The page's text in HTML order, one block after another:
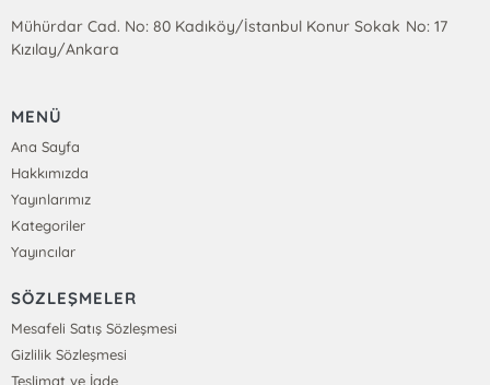
Mühürdar Cad. No: 80 Kadıköy/İstanbul Konur Sokak No: 17
Kızılay/Ankara
MENÜ
Ana Sayfa
Hakkımızda
Yayınlarımız
Kategoriler
Yayıncılar
SÖZLEŞMELER
Mesafeli Satış Sözleşmesi
Gizlilik Sözleşmesi
Teslimat ve İade